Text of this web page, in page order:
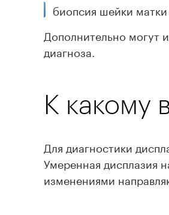
биопсия шейки
Дополнительно могут
диагноза.
К какому
Для диагностики
Умеренная дисплазия
изменениями